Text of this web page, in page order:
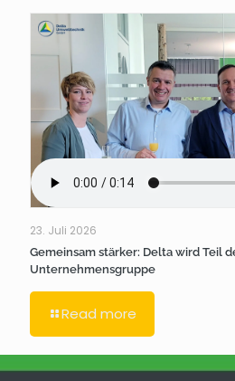
23. Juli 2026
Gemeinsam stärker: Delta wird Teil
Unternehmensgruppe
Read more